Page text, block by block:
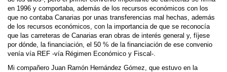
en 1996 y comportaba, además de los recursos económicos con los
que no contaba Canarias por unas transferencias mal hechas, además
de los recursos económicos, con la importancia de que se reconocía
que las carreteras de Canarias eran obras de interés general y, fíjese
por dónde, la financiación, el 50 % de la financiación de ese convenio
venía vía REF -vía Régimen Económico y Fiscal-.
Mi compañero Juan Ramón Hernández Gómez, que estuvo en la